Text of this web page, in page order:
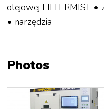
olejowej FILTERMIST
• narzędzia
Photos